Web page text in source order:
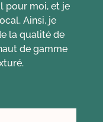
pour moi, et je
Ainsi, je
la qualité de
de gamme